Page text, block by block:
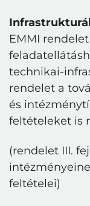
EMMI
technikai-
rendelet a
és
feltételeket is
(rendelet III.
feltételei)